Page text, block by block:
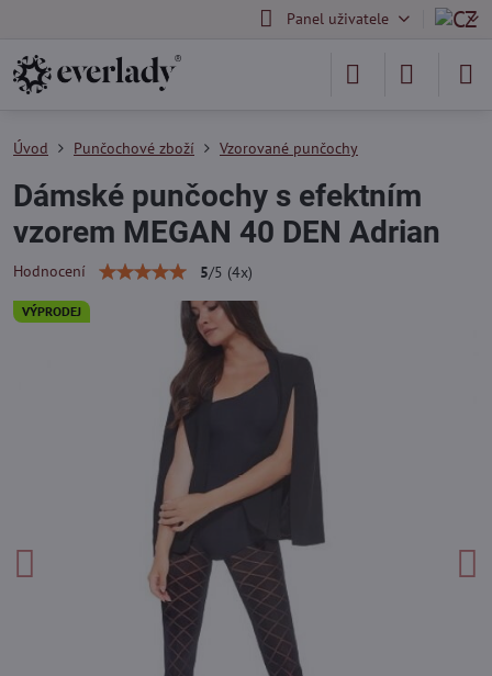
Panel uživatele
VÝPRODEJ
Úvod Punčochové zboží Vzorované punčochy
Dámské punčochy s efektním
vzorem MEGAN 40 DEN Adrian
Hodnocení 5/5 (4x)